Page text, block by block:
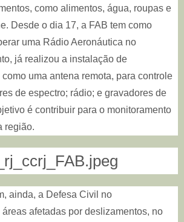
como alimentos, água, roupas e
Desde o dia 17, a FAB tem como
uma Rádio Aeronáutica no
já realizou a instalação de
uma antena remota, para controle
de espectro; rádio; e gravadores de
é contribuir para o monitoramento
região.
ainda, a Defesa Civil no
afetadas por deslizamentos, no